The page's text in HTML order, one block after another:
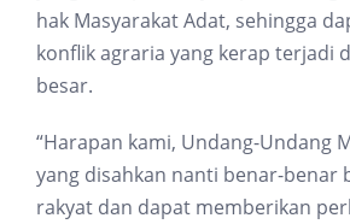
hak Masyarakat Adat, sehingga
konflik agraria yang kerap terjadi
besar.
“Harapan kami, Undang-Undang
yang disahkan nanti benar-benar
rakyat dan dapat memberikan